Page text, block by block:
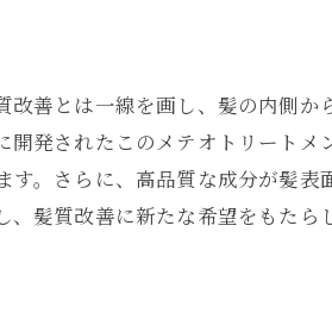
善とは一線を画し、髪の内側か
発されたこのメテオトリートメ
。さらに、高品質な成分が髪表
髪質改善に新たな希望をもたら